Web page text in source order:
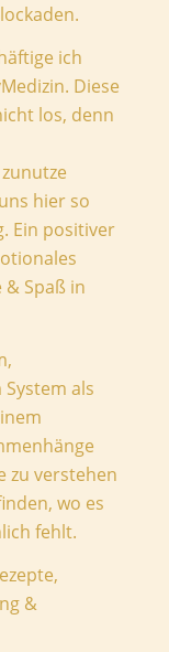
ich
Diese
los, denn
hier so
Ein positiver
Spaß in
als
zu verstehen
wo es
fehlt.
&